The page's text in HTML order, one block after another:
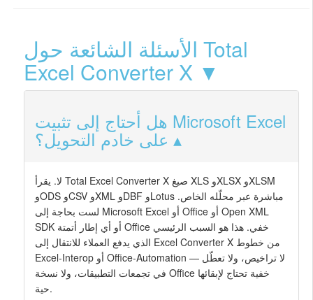
الأسئلة الشائعة حول Total
Excel Converter X ▼
هل أحتاج إلى تثبيت Microsoft Excel
على خادم التحويل؟
لا. يقرأ Total Excel Converter X صيغ XLS وXLSX وXLSM
وODS وCSV وXML وDBF وLotus مباشرة عبر محلّله الخاص.
لست بحاجة إلى Microsoft Excel أو Office أو Open XML
SDK أو أي إطار أتمتة Office خفي. هذا هو السبب الرئيسي
الذي يدفع العملاء للانتقال إلى Excel Converter X من خطوط
Excel-Interop أو Office-Automation — لا تراخيص، ولا تعطّل
في تجمعات التطبيقات، ولا نسخة Office خفية تحتاج لإبقائها
حية.